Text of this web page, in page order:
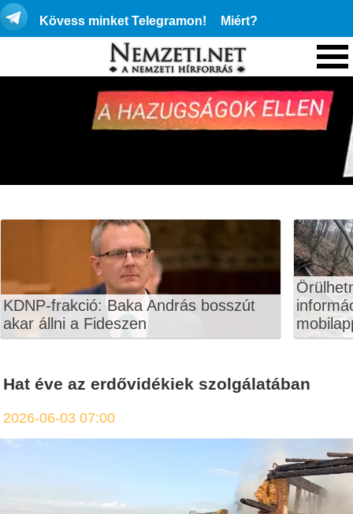
Kövess minket Telegramon! Miért?
KDNP-frakció: Baka András bosszút
akar állni a Fideszen
Hat éve az erdővidékiek szolgálatában
2026-06-03 07:00